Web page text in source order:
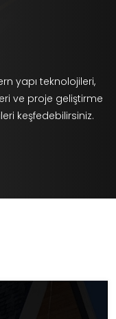
yapı teknolojileri,
ve proje geliştirme
keşfedebilirsiniz.